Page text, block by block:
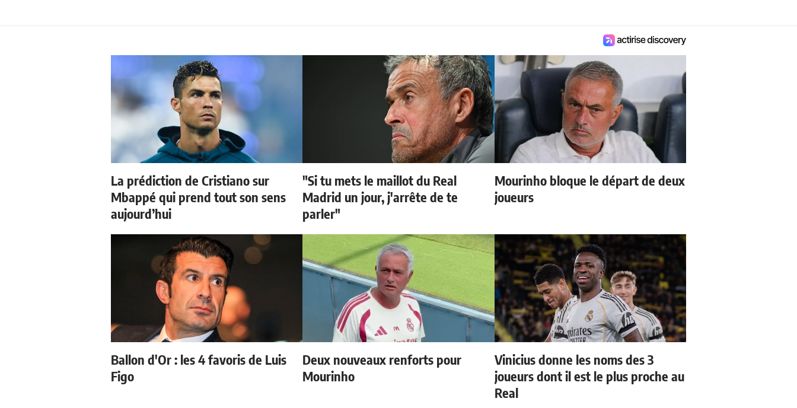
La prédiction de Cristiano sur
Mbappé qui prend tout son sens
aujourd’hui
"Si tu mets le maillot du Real
Madrid un jour, j'arrête de te
parler"
Mourinho bloque le départ de deux
joueurs
Ballon d'Or : les 4 favoris de Luis
Figo
Deux nouveaux renforts pour
Mourinho
Vinicius donne les noms des 3
joueurs dont il est le plus proche au
Real